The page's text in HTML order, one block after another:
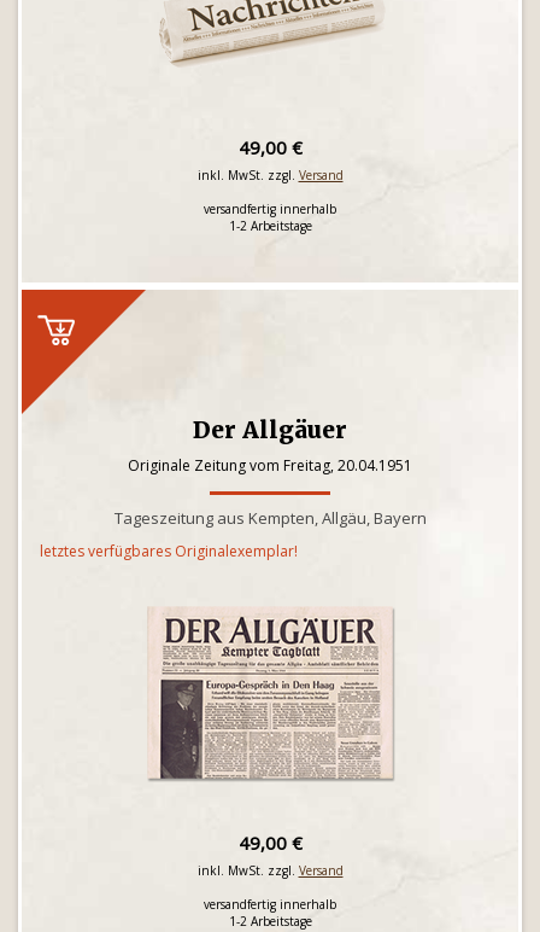
49,00 €
inkl. MwSt. zzgl. Versand
versandfertig innerhalb
1-2 Arbeitstage
Der Allgäuer
Originale Zeitung vom Freitag, 20.04.1951
Tageszeitung aus Kempten, Allgäu, Bayern
letztes verfügbares Originalexemplar!
49,00 €
inkl. MwSt. zzgl. Versand
versandfertig innerhalb
1-2 Arbeitstage